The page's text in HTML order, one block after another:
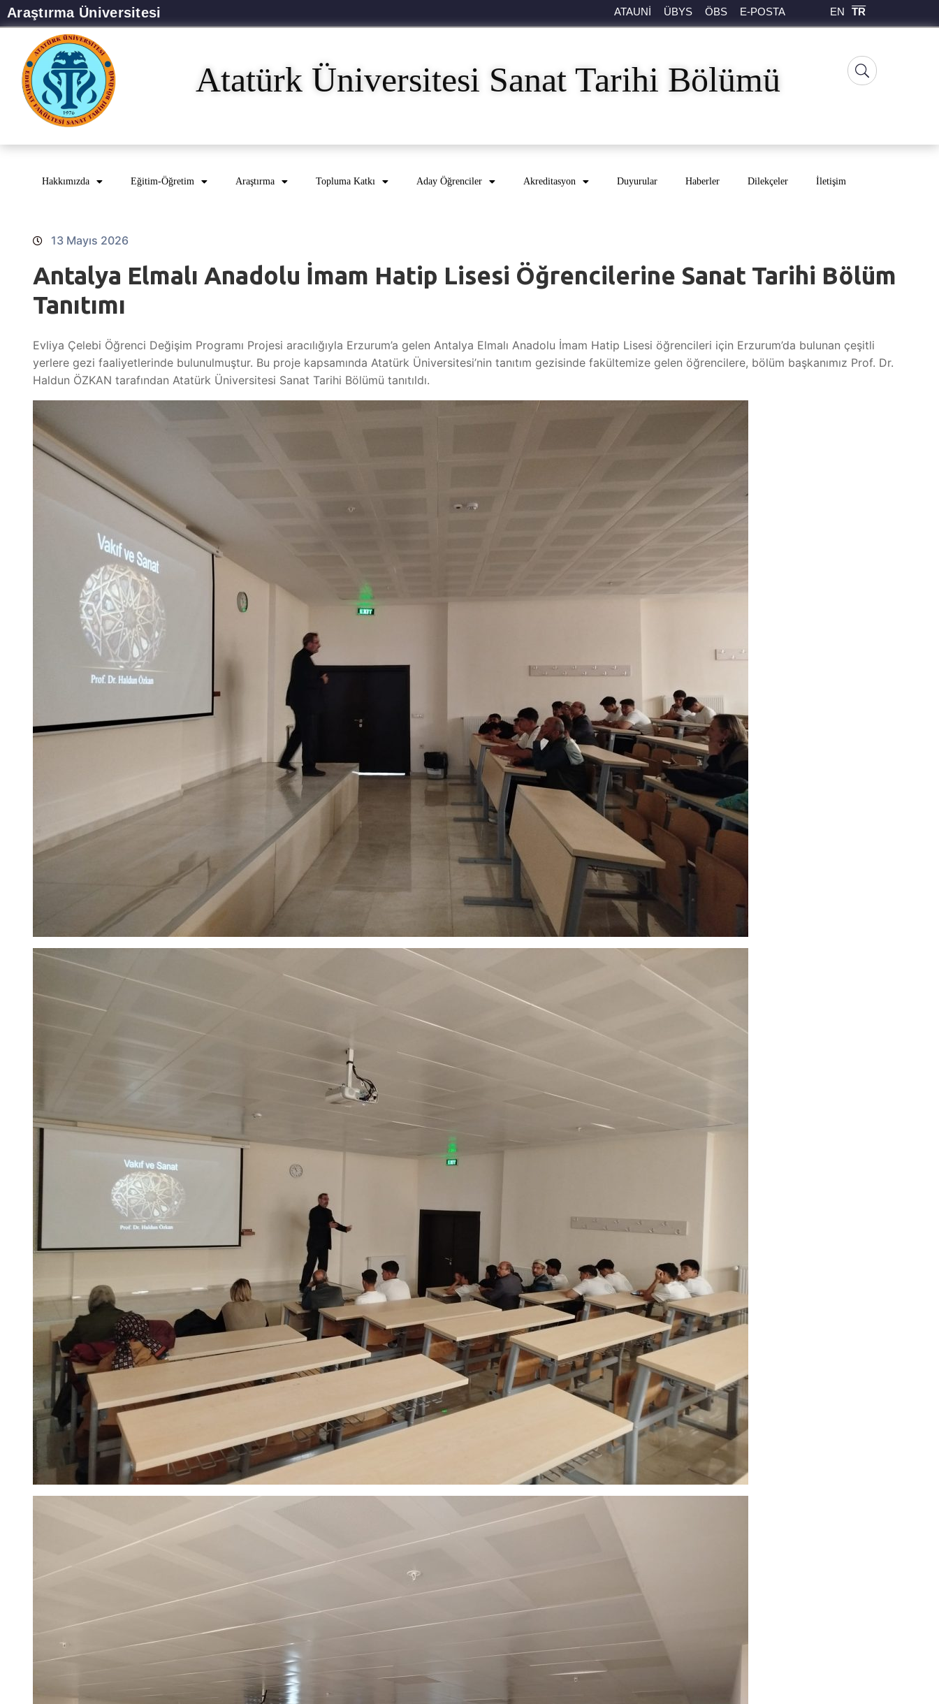
Araştırma Üniversitesi ATAUNİ ÜBYS ÖBS E-POSTA EN TR
Atatürk Üniversitesi Sanat Tarihi Bölümü
Hakkımızda Eğitim-Öğretim Araştırma Topluma Katkı Aday Öğrenciler Akreditasyon Duyurular Haberler Dilekçeler İletişim
13 Mayıs 2026
Antalya Elmalı Anadolu İmam Hatip Lisesi Öğrencilerine Sanat Tarihi Bölüm
Tanıtımı
Evliya Çelebi Öğrenci Değişim Programı Projesi aracılığıyla Erzurum’a gelen Antalya Elmalı Anadolu İmam Hatip Lisesi öğrencileri için Erzurum’da bulunan çeşitli
yerlere gezi faaliyetlerinde bulunulmuştur. Bu proje kapsamında Atatürk Üniversitesi’nin tanıtım gezisinde fakültemize gelen öğrencilere, bölüm başkanımız Prof. Dr.
Haldun ÖZKAN tarafından Atatürk Üniversitesi Sanat Tarihi Bölümü tanıtıldı.